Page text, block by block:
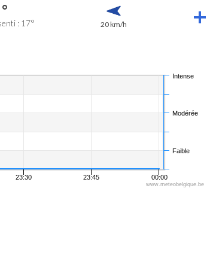
: 17° 20 km/h
23:30 23:45 00:00
Faible
Modérée
Intense
www.meteobelgique.be